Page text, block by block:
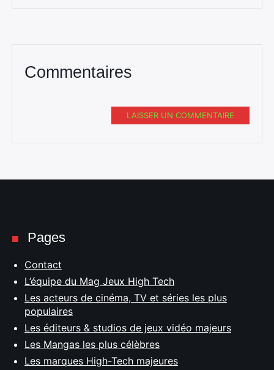
Commentaires
LAISSER UN COMMENTAIRE
Pages
Contact
L’équipe du Mag Jeux High Tech
Les acteurs de cinéma, TV et séries les plus
populaires
Les éditeurs & studios de jeux vidéo majeurs
Les Mangas les plus célèbres
Les marques High-Tech majeures